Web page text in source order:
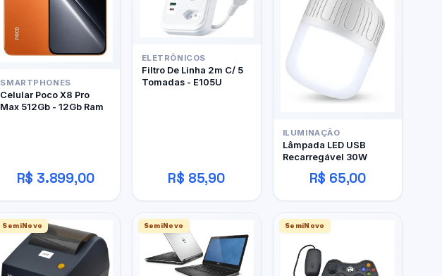
SMARTPHONES
Celular Poco X8 Pro
Max 512Gb - 12Gb Ram
R$ 3.899,00
ELETRÔNICOS
Filtro De Linha 2m C/ 5
Tomadas - E105U
R$ 85,90
ILUMINAÇÃO
Lâmpada LED USB
Recarregável 30W
R$ 65,00
SemiNovo SemiNovo SemiNovo